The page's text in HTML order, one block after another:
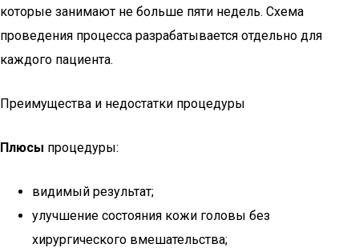
которые занимают не больше пяти недель. Схема
проведения процесса разрабатывается отдельно для
каждого пациента.
Преимущества и недостатки процедуры
Плюсы процедуры:
видимый результат;
улучшение состояния кожи головы без
хирургического вмешательства;